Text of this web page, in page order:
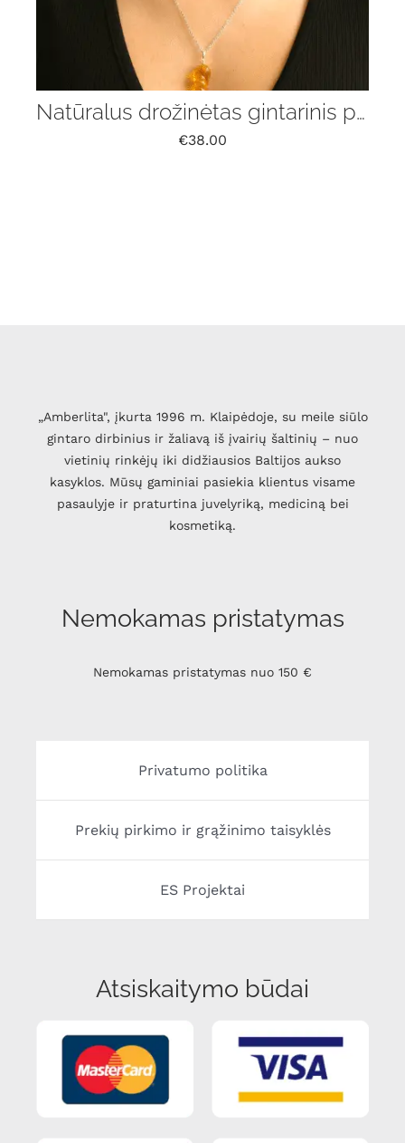
Natūralus drožinėtas gintarinis pakabukas „Liepsna” su grandinėle
€38.00
„Amberlita", įkurta 1996 m. Klaipėdoje, su meile siūlo
gintaro dirbinius ir žaliavą iš įvairių šaltinių – nuo
vietinių rinkėjų iki didžiausios Baltijos aukso
kasyklos. Mūsų gaminiai pasiekia klientus visame
pasaulyje ir praturtina juvelyriką, mediciną bei
kosmetiką.
Nemokamas pristatymas
Nemokamas pristatymas nuo 150 €
Privatumo politika
Prekių pirkimo ir grąžinimo taisyklės
ES Projektai
Atsiskaitymo būdai